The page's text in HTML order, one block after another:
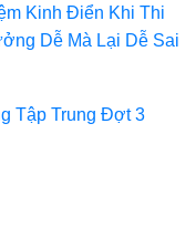
Kinh Điển Khi Thi
Dễ Mà Lại Dễ Sai
Tập Trung Đợt 3